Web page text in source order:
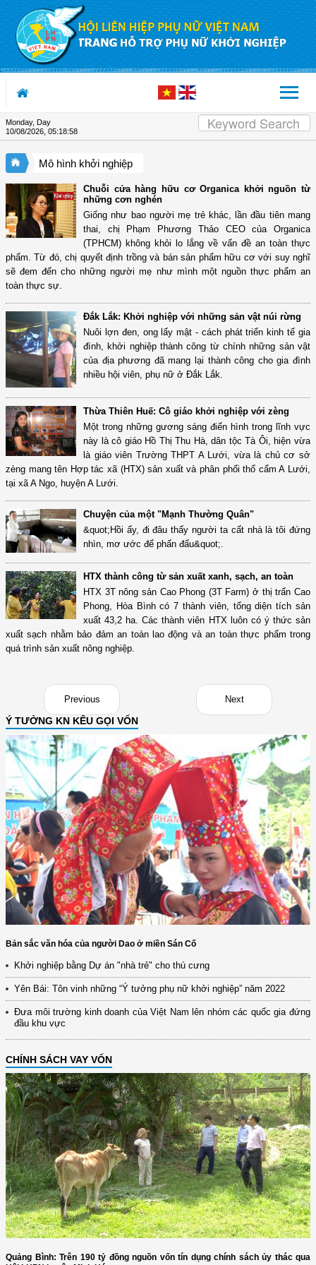
Skip to Content
Monday, Day
10/08/2026 05:18:59
Mô hình khởi nghiệp
Chuỗi cửa hàng hữu cơ Organica khởi nguồn từ
những cơn nghén
Giống như bao người mẹ trẻ khác, lần đầu tiên mang
thai, chị Phạm Phương Thảo CEO của Organica
(TPHCM) không khỏi lo lắng về vấn đề an toàn thực
phẩm. Từ đó, chị quyết định trồng và bán sản phẩm hữu cơ với suy nghĩ
sẽ đem đến cho những người mẹ như mình một nguồn thực phẩm an
toàn thực sự.
Đắk Lắk: Khởi nghiệp với những sản vật núi rừng
Nuôi lợn đen, ong lấy mật - cách phát triển kinh tế gia
đình, khởi nghiệp thành công từ chính những sản vật
của địa phương đã mang lại thành công cho gia đình
nhiều hội viên, phụ nữ ở Đắk Lắk.
Thừa Thiên Huế: Cô giáo khởi nghiệp với zèng
Một trong những gương sáng điển hình trong lĩnh vực
này là cô giáo Hồ Thị Thu Hà, dân tộc Tà Ôi, hiện vừa
là giáo viên Trường THPT A Lưới, vừa là chủ cơ sở
zèng mang tên Hợp tác xã (HTX) sản xuất và phân phối thổ cẩm A Lưới,
tại xã A Ngo, huyện A Lưới.
Chuyện của một "Mạnh Thường Quân"
&quot;Hồi ấy, đi đâu thấy người ta cất nhà là tôi đứng
nhìn, mơ ước để phấn đấu&quot;.
HTX thành công từ sản xuất xanh, sạch, an toàn
HTX 3T nông sản Cao Phong (3T Farm) ở thị trấn Cao
Phong, Hòa Bình có 7 thành viên, tổng diện tích sản
xuất 43,2 ha. Các thành viên HTX luôn có ý thức sản
xuất sạch nhằm bảo đảm an toàn lao động và an toàn thực phẩm trong
quá trình sản xuất nông nghiệp.
Previous Next
Ý TƯỞNG KN KÊU GỌI VỐN
Bản sắc văn hóa của người Dao ở miền Sán Cố
Khởi nghiệp bằng Dự án "nhà trẻ" cho thú cưng
Yên Bái: Tôn vinh những “Ý tưởng phụ nữ khởi nghiệp” năm 2022
Đưa môi trường kinh doanh của Việt Nam lên nhóm các quốc gia đứng
đầu khu vực
CHÍNH SÁCH VAY VỐN
Quảng Bình: Trên 190 tỷ đồng nguồn vốn tín dụng chính sách ủy thác qua